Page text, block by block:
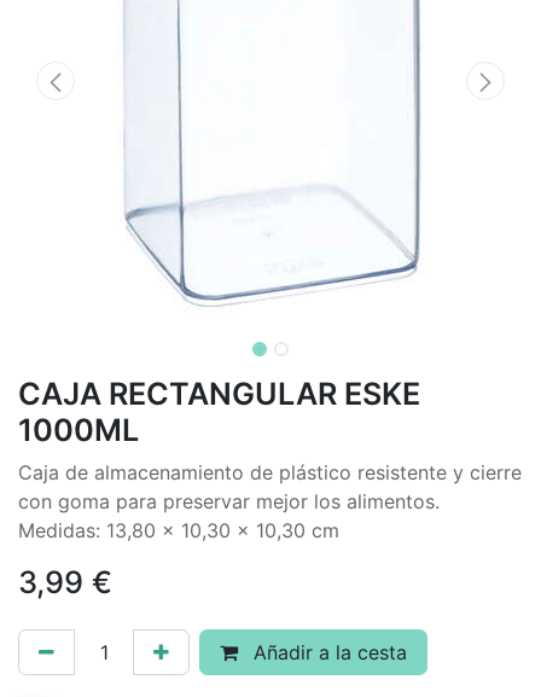
CAJA RECTANGULAR ESKE
1000ML
Caja de almacenamiento de plástico resistente y cierre
con goma para preservar mejor los alimentos.
Medidas: 13,80 x 10,30 x 10,30 cm
3,99 €
Añadir a la cesta